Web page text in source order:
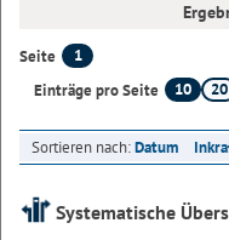
Seite
1
Einträge pro Seite
10 20
Sortieren nach:Datum
Systematische